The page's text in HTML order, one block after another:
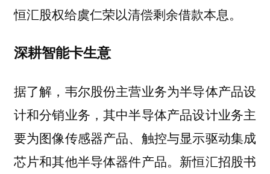
恒汇股权给虞仁荣以清偿剩余借款本息。
深耕智能卡生意
据了解，韦尔股份主营业务为半导体产品设
计和分销业务，其中半导体产品设计业务主
要为图像传感器产品、触控与显示驱动集成
芯片和其他半导体器件产品。新恒汇招股书